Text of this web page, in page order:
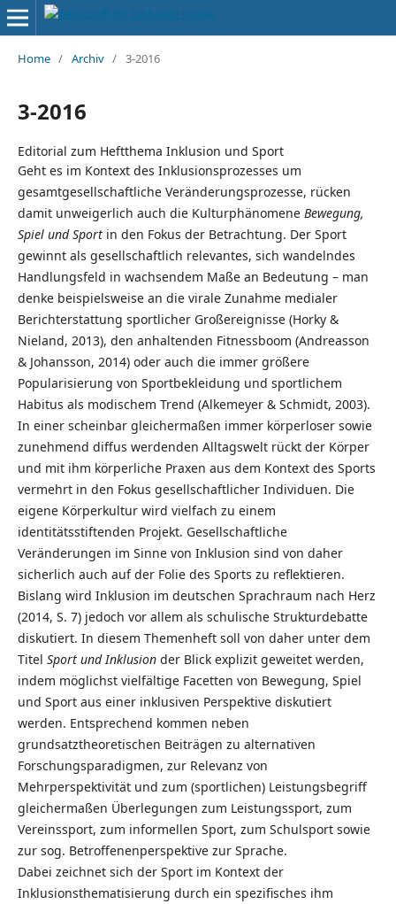
Home / Archiv / 3-2016
3-2016
Editorial zum Heftthema Inklusion und Sport
Geht es im Kontext des Inklusionsprozesses um
gesamtgesellschaftliche Veränderungsprozesse, rücken
damit unweigerlich auch die Kulturphänomene Bewegung,
Spiel und Sportin den Fokus der Betrachtung. Der Sport
gewinnt als gesellschaftlich relevantes, sich wandelndes
Handlungsfeld in wachsendem Maße an Bedeutung – man
denke beispielsweise an die virale Zunahme medialer
Berichterstattung sportlicher Großereignisse (Horky &
Nieland, 2013), den anhaltenden Fitnessboom (Andreasson
& Johansson, 2014) oder auch die immer größere
Popularisierung von Sportbekleidung und sportlichem
Habitus als modischem Trend (Alkemeyer & Schmidt, 2003).
In einer scheinbar gleichermaßen immer körperloser sowie
zunehmend diffus werdenden Alltagswelt rückt der Körper
und mit ihm körperliche Praxen aus dem Kontext des Sports
vermehrt in den Fokus gesellschaftlicher Individuen. Die
eigene Körperkultur wird vielfach zu einem
identitätsstiftenden Projekt. Gesellschaftliche
Veränderungen im Sinne von Inklusion sind von daher
sicherlich auch auf der Folie des Sports zu reflektieren.
Bislang wird Inklusion im deutschen Sprachraum nach Herz
(2014, S. 7) jedoch vor allem als schulische Strukturdebatte
diskutiert. In diesem Themenheft soll von daher unter dem
Titel Sport und Inklusionder Blick explizit geweitet werden,
indem möglichst vielfältige Facetten von Bewegung, Spiel
und Sport aus einer inklusiven Perspektive diskutiert
werden. Entsprechend kommen neben
grundsatztheoretischen Beiträgen zu alternativen
Forschungsparadigmen, zur Relevanz von
Mehrperspektivität und zum (sportlichen) Leistungsbegriff
gleichermaßen Überlegungen zum Leistungssport, zum
Vereinssport, zum informellen Sport, zum Schulsport sowie
zur sog. Betroffenenperspektive zur Sprache.
Dabei zeichnet sich der Sport im Kontext der
Inklusionsthematisierung durch ein spezifisches ihm